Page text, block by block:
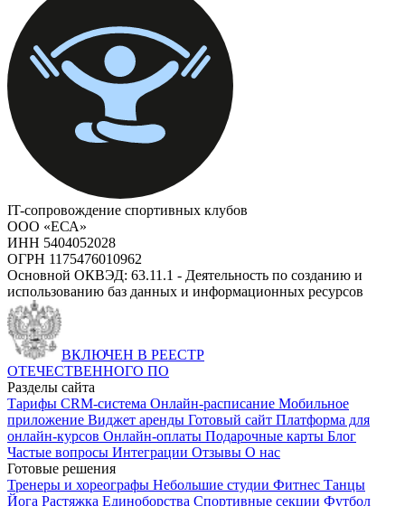
IT-сопровождение спортивных клубов
ООО «ЕСА»
ИНН 5404052028
ОГРН 1175476010962
Основной ОКВЭД: 63.11.1 - Деятельность по созданию и
использованию баз данных и информационных ресурсов
ВКЛЮЧЕН В РЕЕСТР
ОТЕЧЕСТВЕННОГО ПО
Разделы сайта
Тарифы CRM-система Онлайн-расписание Мобильное
приложение Виджет аренды Готовый сайт Платформа для
онлайн-курсов Онлайн-оплаты Подарочные карты Блог
Частые вопросы Интеграции Отзывы О нас
Готовые решения
Тренеры и хореографы Небольшие студии Фитнес Танцы
Йога Растяжка Единоборства Спортивные секции Футбол